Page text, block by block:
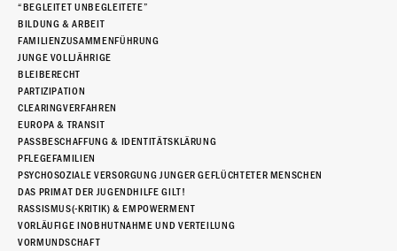
“BEGLEITET UNBEGLEITETE”
BILDUNG & ARBEIT
FAMILIENZUSAMMENFÜHRUNG
JUNGE VOLLJÄHRIGE
BLEIBERECHT
PARTIZIPATION
CLEARINGVERFAHREN
EUROPA & TRANSIT
PASSBESCHAFFUNG & IDENTITÄTSKLÄRUNG
PFLEGEFAMILIEN
PSYCHOSOZIALE VERSORGUNG JUNGER GEFLÜCHTETER MENSCHEN
DAS PRIMAT DER JUGENDHILFE GILT!
RASSISMUS(-KRITIK) & EMPOWERMENT
VORLÄUFIGE INOBHUTNAHME UND VERTEILUNG
VORMUNDSCHAFT